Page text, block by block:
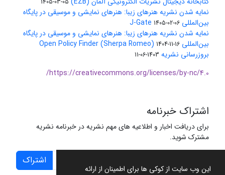
این وب سایت از کوکی ها برای اطمینان از ارائه
1405-03-05
نمایه شدن نشریه هنرهای زیبا: هنرهای نمایشی و موسیقی در پایگاه
بین‌المللی J-Gate 1405-02-06
نمایه شدن نشریه هنرهای زیبا: هنرهای نمایشی و موسیقی در پایگاه
بین‌المللی Open Policy Finder (Sherpa Romeo) 1404-11-16
بروزرسانی نشریه 1403-06-11
https://creativecommons.org/licenses/by-nc/4.0/
اشتراک خبرنامه
برای دریافت اخبار و اطلاعیه های مهم نشریه در خبرنامه نشریه
مشترک شوید.
اشتراک